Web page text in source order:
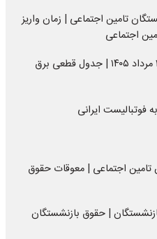
تامین اجتماعی | زمان واریز
اجتماعی
برنامه قطعی برق تهران یکشنبه ۱۸ مرداد ۱۴۰۵ | جدول قطعی برق
فوتبالیست ایرانی
اجتماعی | معوقات حقوق
| حقوق بازنشستگان